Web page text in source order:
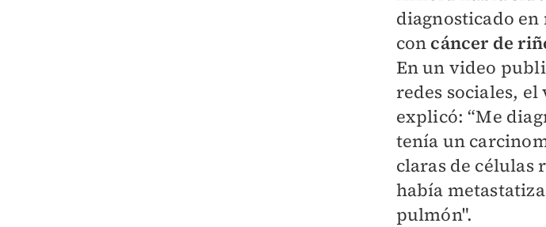
diagnosticado en
con cáncer de
En un video
redes sociales, el
explicó: “Me
tenía un
claras de células
había
pulmón".